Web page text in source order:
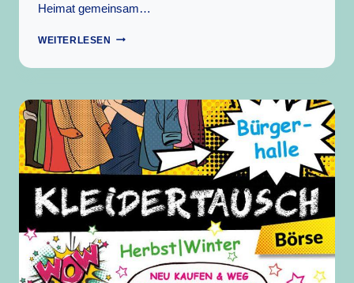
Heimat gemeinsam…
WEITERLESEN ZUKUNFT
GESTALTEN
2.
NACHHALTIGKEITSWOCHEN
IM
NÜRNBERGER
LAND!